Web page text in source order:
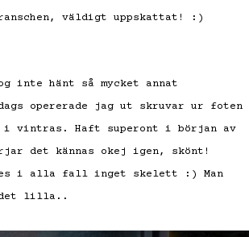
väldigt uppskattat! :)
inte hänt så mycket annat
opererade jag ut skruvar ur foten
i vintras. Haft superont i början av
det kännas okej igen, skönt!
i alla fall inget skelett :) Man
det lilla..